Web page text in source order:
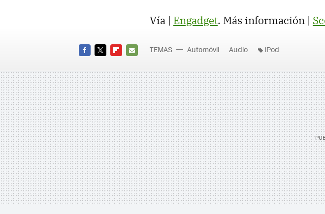
Vía | Engadget. Más información |
MAIL
TEMAS Automóvil Audio iPod